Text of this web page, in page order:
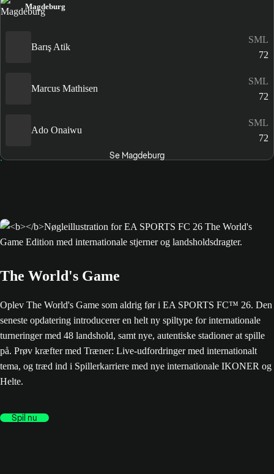
Magdeburg
Barış Atik
SML
72
Marcus Mathisen
SML
72
Ado Onaiwu
SML
72
Se Magdeburg
The World's Game
Oplev The World's Game som aldrig før i EA SPORTS FC™ 26. Den
seneste opdatering introducerer en helt ny spiltype for internationale
turneringer med 48 landshold, samt nye, autentiske stadioner at spille
på. Prøv kræfter med Træner: Live-udfordringer med internationalt
tema, og træd ind i Spillerkarriere med nye internationale IKONER og
Helte.
Spil nu